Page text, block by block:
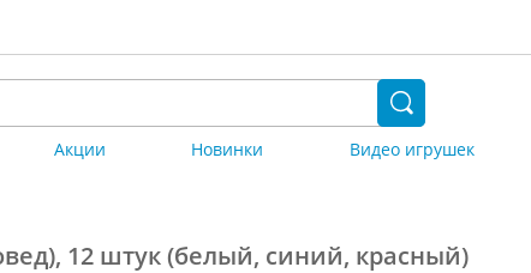
Акции Новинки Видео игрушек
12 штук (белый, синий, красный)